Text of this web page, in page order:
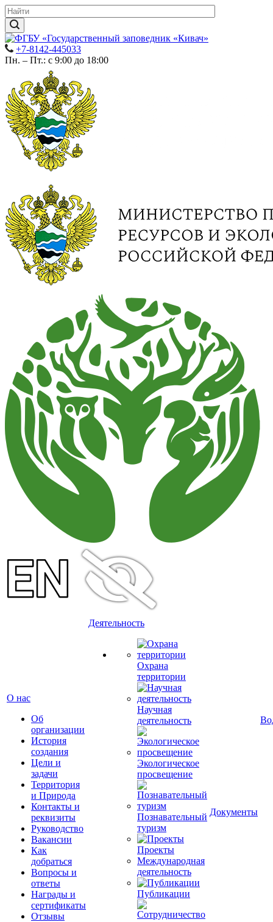
+7-8142-445033
Пн. – Пт.: с 9:00 до 18:00
О нас
Об
организации
История
создания
Цели и
задачи
Территория
и Природа
Контакты и
реквизиты
Руководство
Вакансии
Как
добраться
Вопросы и
ответы
Награды и
сертификаты
Отзывы
Деятельность
Охрана
территории
Научная
деятельность
Экологическое
просвещение
Познавательный
туризм
Проекты
Международная
деятельность
Публикации
Документы